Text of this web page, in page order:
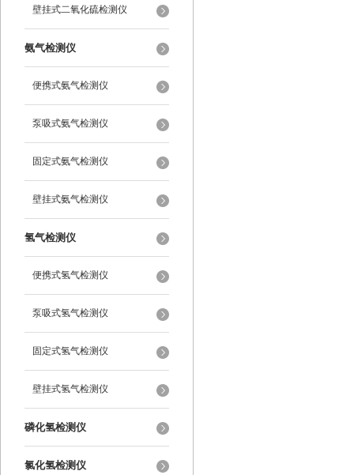
壁挂式二氧化硫检测仪
氨气检测仪
便携式氨气检测仪
泵吸式氨气检测仪
固定式氨气检测仪
壁挂式氨气检测仪
氢气检测仪
便携式氢气检测仪
泵吸式氢气检测仪
固定式氢气检测仪
壁挂式氢气检测仪
磷化氢检测仪
氯化氢检测仪